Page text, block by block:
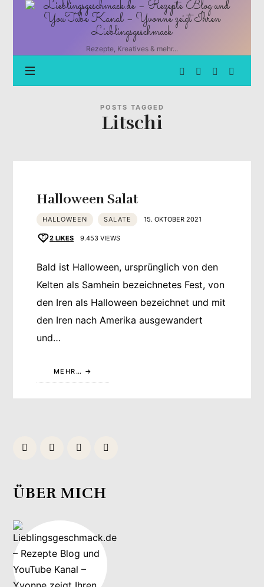
Lieblingsgeschmack.de
Rezepte
und
YouTube
Kanal
Rezepte, Kreatives & mehr...
POSTS TAGGED
Litschi
Halloween Salat
HALLOWEEN SALATE 15. OKTOBER 2021
2 LIKES 9.453 VIEWS
Bald ist Halloween, ursprünglich von den
Kelten als Samhein bezeichnetes Fest, von
den Iren als Halloween bezeichnet und mit
den Iren nach Amerika ausgewandert
und…
MEHR…
ÜBER MICH